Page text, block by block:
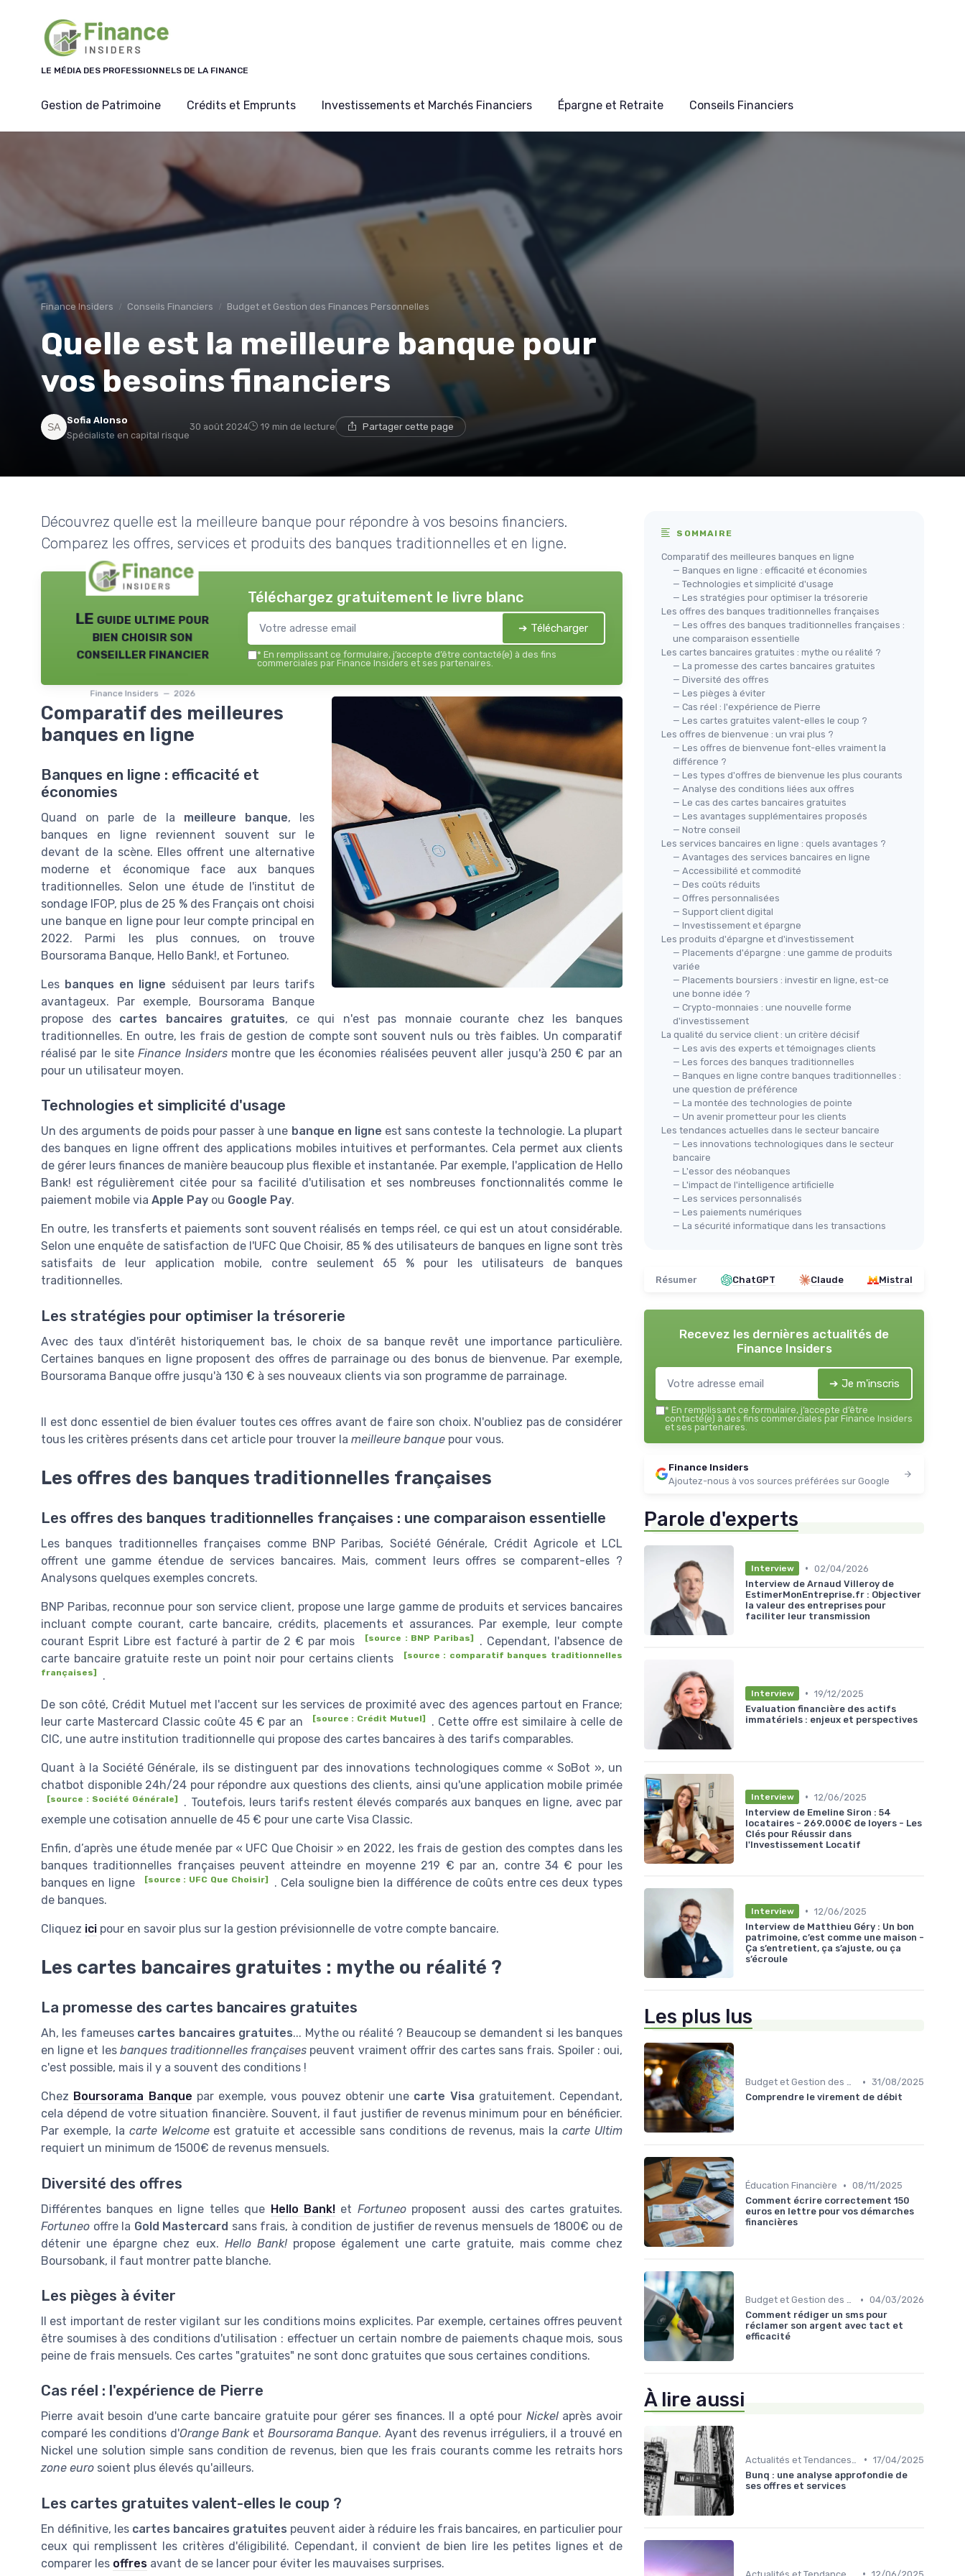
LE MÉDIA DES PROFESSIONNELS DE LA FINANCE
Gestion de Patrimoine Crédits et Emprunts Investissements et Marchés Financiers Épargne et Retraite Conseils Financiers
Finance Insiders Conseils Financiers Budget et Gestion des Finances Personnelles
Quelle est la meilleure banque pour
vos besoins financiers
Sofia Alonso
Spécialiste en capital risque
30 août 2024 19 min de lecture Partager cette page
Découvrez quelle est la meilleure banque pour répondre à vos besoins financiers.
Comparez les offres, services et produits des banques traditionnelles et en ligne.
LE guide ultime pour
bien choisir son
conseiller financier
Finance Insiders — 2026
Téléchargez gratuitement le livre blanc
➔ Télécharger
* En remplissant ce formulaire, j’accepte d’être contacté(e) à des fins
commerciales par Finance Insiders et ses partenaires.
Comparatif des meilleures
banques en ligne
Banques en ligne : efficacité et
économies
Quand on parle de la meilleure banque, les
banques en ligne reviennent souvent sur le
devant de la scène. Elles offrent une alternative
moderne et économique face aux banques
traditionnelles. Selon une étude de l'institut de
sondage IFOP, plus de 25 % des Français ont choisi
une banque en ligne pour leur compte principal en
2022. Parmi les plus connues, on trouve
Boursorama Banque, Hello Bank!, et Fortuneo.
Les banques en ligne séduisent par leurs tarifs
avantageux. Par exemple, Boursorama Banque
propose des cartes bancaires gratuites, ce qui n'est pas monnaie courante chez les banques
traditionnelles. En outre, les frais de gestion de compte sont souvent nuls ou très faibles. Un comparatif
réalisé par le siteFinance Insidersmontre que les économies réalisées peuvent aller jusqu'à 250 € par an
pour un utilisateur moyen.
Technologies et simplicité d'usage
Un des arguments de poids pour passer à une banque en ligne est sans conteste la technologie. La plupart
des banques en ligne offrent des applications mobiles intuitives et performantes. Cela permet aux clients
de gérer leurs finances de manière beaucoup plus flexible et instantanée. Par exemple, l'application de Hello
Bank! est régulièrement citée pour sa facilité d'utilisation et ses nombreuses fonctionnalités comme le
paiement mobile via Apple Pay ou Google Pay.
En outre, les transferts et paiements sont souvent réalisés en temps réel, ce qui est un atout considérable.
Selon une enquête de satisfaction de l'UFC Que Choisir, 85 % des utilisateurs de banques en ligne sont très
satisfaits de leur application mobile, contre seulement 65 % pour les utilisateurs de banques
traditionnelles.
Les stratégies pour optimiser la trésorerie
Avec des taux d'intérêt historiquement bas, le choix de sa banque revêt une importance particulière.
Certaines banques en ligne proposent des offres de parrainage ou des bonus de bienvenue. Par exemple,
Boursorama Banque offre jusqu'à 130 € à ses nouveaux clients via son programme de parrainage.
Il est donc essentiel de bien évaluer toutes ces offres avant de faire son choix. N'oubliez pas de considérer
tous les critères présents dans cet article pour trouver la meilleure banque pour vous.
Les offres des banques traditionnelles françaises
Les offres des banques traditionnelles françaises : une comparaison essentielle
Les banques traditionnelles françaises comme BNP Paribas, Société Générale, Crédit Agricole et LCL
offrent une gamme étendue de services bancaires. Mais, comment leurs offres se comparent-elles ?
Analysons quelques exemples concrets.
BNP Paribas, reconnue pour son service client, propose une large gamme de produits et services bancaires
incluant compte courant, carte bancaire, crédits, placements et assurances. Par exemple, leur compte
courant Esprit Libre est facturé à partir de 2 € par mois
[source : BNP Paribas]
. Cependant, l'absence de
carte bancaire gratuite reste un point noir pour certains clients
[source : comparatif banques traditionnelles
françaises]
.
De son côté, Crédit Mutuel met l'accent sur les services de proximité avec des agences partout en France;
leur carte Mastercard Classic coûte 45 € par an
[source : Crédit Mutuel]
. Cette offre est similaire à celle de
CIC, une autre institution traditionnelle qui propose des cartes bancaires à des tarifs comparables.
Quant à la Société Générale, ils se distinguent par des innovations technologiques comme « SoBot », un
chatbot disponible 24h/24 pour répondre aux questions des clients, ainsi qu'une application mobile primée
[source : Société Générale]
. Toutefois, leurs tarifs restent élevés comparés aux banques en ligne, avec par
exemple une cotisation annuelle de 45 € pour une carte Visa Classic.
Enfin, d’après une étude menée par « UFC Que Choisir » en 2022, les frais de gestion des comptes dans les
banques traditionnelles françaises peuvent atteindre en moyenne 219 € par an, contre 34 € pour les
banques en ligne
[source : UFC Que Choisir]
. Cela souligne bien la différence de coûts entre ces deux types
de banques.
Cliquez ici pour en savoir plus sur la gestion prévisionnelle de votre compte bancaire.
Les cartes bancaires gratuites : mythe ou réalité ?
La promesse des cartes bancaires gratuites
Ah, les fameuses cartes bancaires gratuites... Mythe ou réalité ? Beaucoup se demandent si les banques
en ligne et les banques traditionnelles françaises peuvent vraiment offrir des cartes sans frais. Spoiler : oui,
c'est possible, mais il y a souvent des conditions !
Chez Boursorama Banque par exemple, vous pouvez obtenir une carte Visa gratuitement. Cependant,
cela dépend de votre situation financière. Souvent, il faut justifier de revenus minimum pour en bénéficier.
Par exemple, la carte Welcomeest gratuite et accessible sans conditions de revenus, mais lacarte Ultim
requiert un minimum de 1500€ de revenus mensuels.
Diversité des offres
Différentes banques en ligne telles que Hello Bank! et Fortuneoproposent aussi des cartes gratuites.
Fortuneo offre la Gold Mastercard sans frais, à condition de justifier de revenus mensuels de 1800€ ou de
détenir une épargne chez eux. Hello Bank!propose également une carte gratuite, mais comme chez
Boursobank, il faut montrer patte blanche.
Les pièges à éviter
Il est important de rester vigilant sur les conditions moins explicites. Par exemple, certaines offres peuvent
être soumises à des conditions d'utilisation : effectuer un certain nombre de paiements chaque mois, sous
peine de frais mensuels. Ces cartes "gratuites" ne sont donc gratuites que sous certaines conditions.
Cas réel : l'expérience de Pierre
Pierre avait besoin d'une carte bancaire gratuite pour gérer ses finances. Il a opté pour Nickelaprès avoir
comparé les conditions d'Orange Banket Boursorama Banque. Ayant des revenus irréguliers, il a trouvé en
Nickel une solution simple sans condition de revenus, bien que les frais courants comme les retraits hors
zone euro soient plus élevés qu'ailleurs.
Les cartes gratuites valent-elles le coup ?
En définitive, les cartes bancaires gratuites peuvent aider à réduire les frais bancaires, en particulier pour
ceux qui remplissent les critères d'éligibilité. Cependant, il convient de bien lire les petites lignes et de
comparer les offres avant de se lancer pour éviter les mauvaises surprises.
SOMMAIRE
Comparatif des meilleures banques en ligne
— Banques en ligne : efficacité et économies
— Technologies et simplicité d'usage
— Les stratégies pour optimiser la trésorerie
Les offres des banques traditionnelles françaises
— Les offres des banques traditionnelles françaises :
une comparaison essentielle
Les cartes bancaires gratuites : mythe ou réalité ?
— La promesse des cartes bancaires gratuites
— Diversité des offres
— Les pièges à éviter
— Cas réel : l'expérience de Pierre
— Les cartes gratuites valent-elles le coup ?
Les offres de bienvenue : un vrai plus ?
— Les offres de bienvenue font-elles vraiment la
différence ?
— Les types d'offres de bienvenue les plus courants
— Analyse des conditions liées aux offres
— Le cas des cartes bancaires gratuites
— Les avantages supplémentaires proposés
— Notre conseil
Les services bancaires en ligne : quels avantages ?
— Avantages des services bancaires en ligne
— Accessibilité et commodité
— Des coûts réduits
— Offres personnalisées
— Support client digital
— Investissement et épargne
Les produits d'épargne et d'investissement
— Placements d'épargne : une gamme de produits
variée
— Placements boursiers : investir en ligne, est-ce
une bonne idée ?
— Crypto-monnaies : une nouvelle forme
d'investissement
La qualité du service client : un critère décisif
— Les avis des experts et témoignages clients
— Les forces des banques traditionnelles
— Banques en ligne contre banques traditionnelles :
une question de préférence
— La montée des technologies de pointe
— Un avenir prometteur pour les clients
Les tendances actuelles dans le secteur bancaire
— Les innovations technologiques dans le secteur
bancaire
— L'essor des néobanques
— L'impact de l'intelligence artificielle
— Les services personnalisés
— Les paiements numériques
— La sécurité informatique dans les transactions
Résumer ChatGPT Claude Mistral
Recevez les dernières actualités de
Finance Insiders
➔ Je m'inscris
* En remplissant ce formulaire, j’accepte d’être
contacté(e) à des fins commerciales par Finance Insiders
et ses partenaires.
Finance Insiders
Ajoutez-nous à vos sources préférées sur Google
Parole d'experts
Interview • 02/04/2026
Interview de Arnaud Villeroy de
EstimerMonEntreprise.fr : Objectiver
la valeur des entreprises pour
faciliter leur transmission
Interview • 19/12/2025
Evaluation financière des actifs
immatériels : enjeux et perspectives
Interview • 12/06/2025
Interview de Emeline Siron : 54
locataires - 269.000€ de loyers - Les
Clés pour Réussir dans
l'Investissement Locatif
Interview • 12/06/2025
Interview de Matthieu Géry : Un bon
patrimoine, c’est comme une maison -
Ça s’entretient, ça s’ajuste, ou ça
s’écroule
Les plus lus
Budget et Gestion des Finances Personnelles • 31/08/2025
Comprendre le virement de débit
Éducation Financière • 08/11/2025
Comment écrire correctement 150
euros en lettre pour vos démarches
financières
Budget et Gestion des Finances Personnelles • 04/03/2026
Comment rédiger un sms pour
réclamer son argent avec tact et
efficacité
À lire aussi
• 17/04/2025
Bunq : une analyse approfondie de
ses offres et services